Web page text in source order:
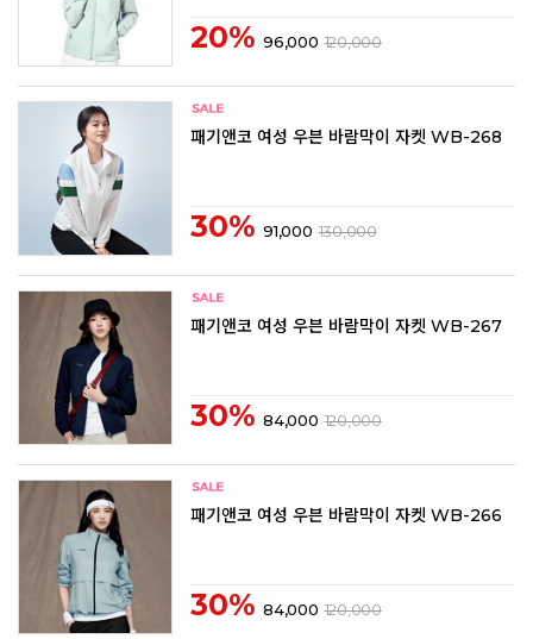
20% 96,000 120,000
패기앤코 여성 우븐 바람막이 자켓 WB-268
30% 91,000 130,000
패기앤코 여성 우븐 바람막이 자켓 WB-267
30% 84,000 120,000
패기앤코 여성 우븐 바람막이 자켓 WB-266
30% 84,000 120,000